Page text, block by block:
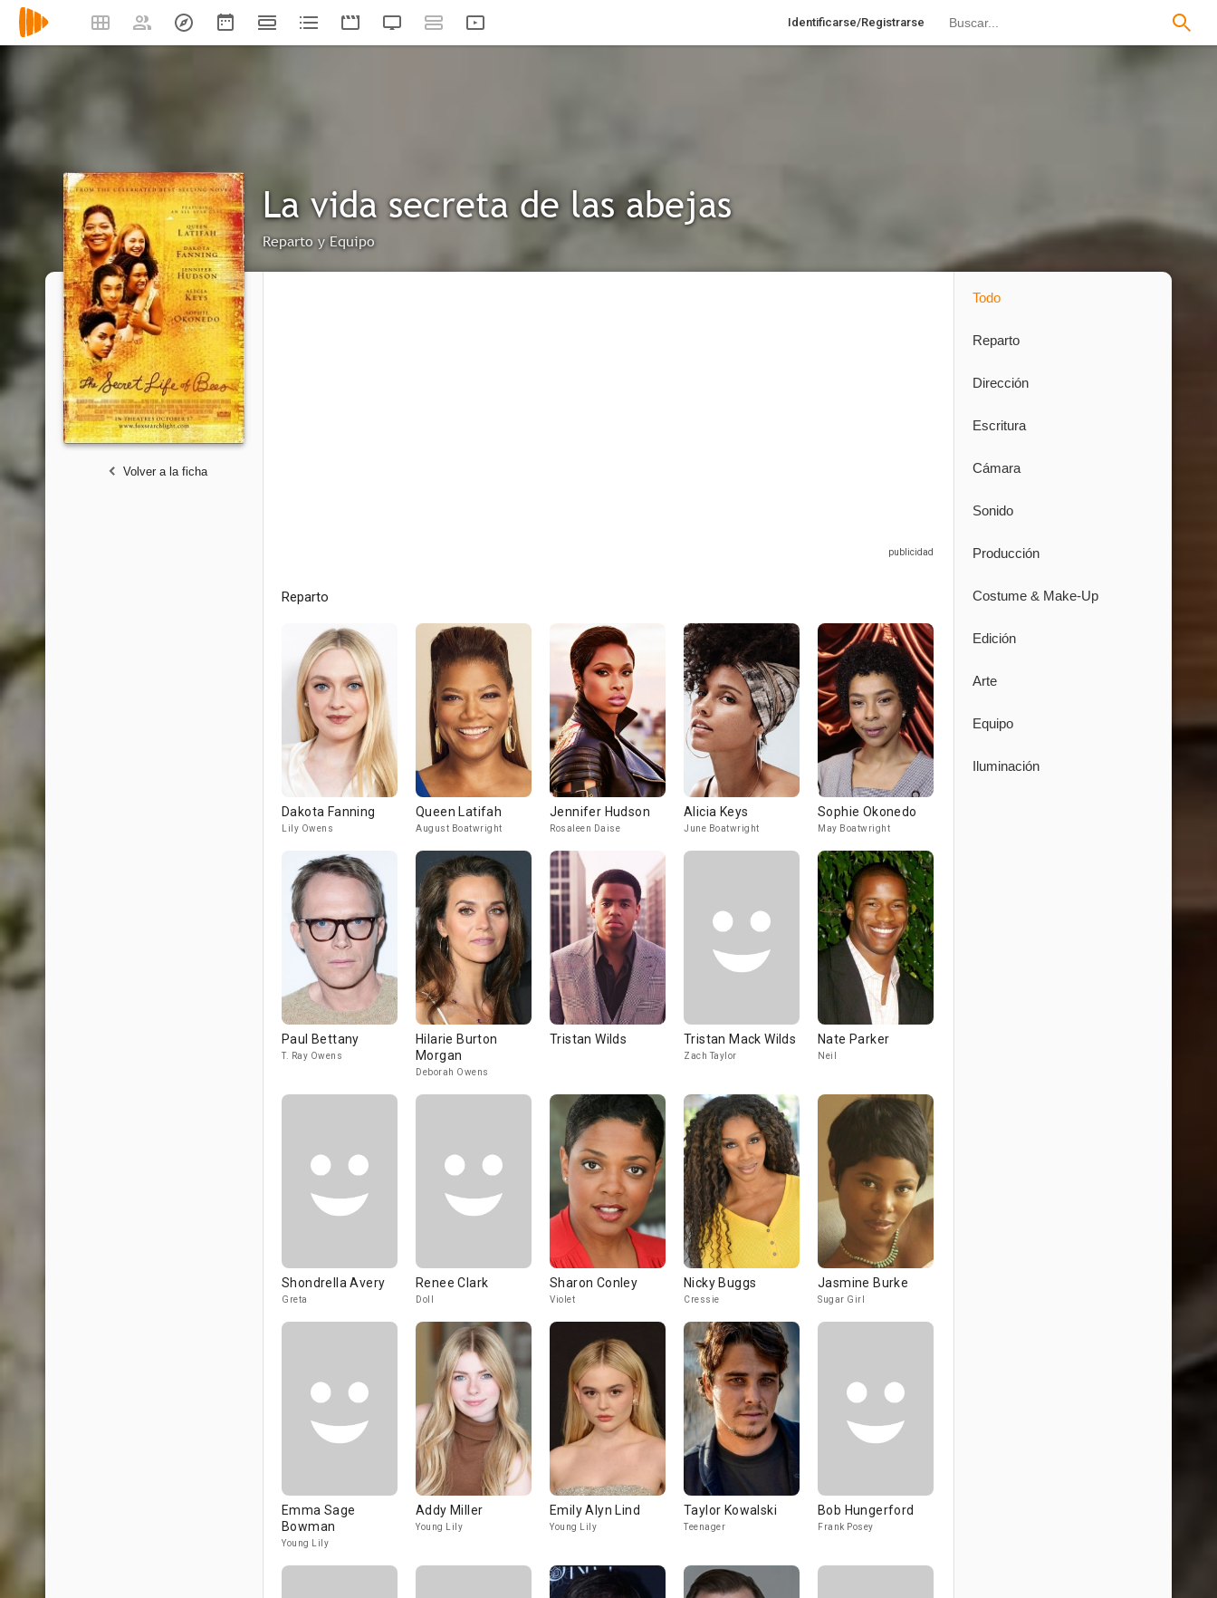
Identificarse/Registrarse
La vida secreta de las abejas
Reparto y Equipo
Volver a la ficha
Reparto
Dakota Fanning
Lily Owens
Queen Latifah
August Boatwright
Jennifer Hudson
Rosaleen Daise
Alicia Keys
June Boatwright
Sophie Okonedo
May Boatwright
Paul Bettany
T. Ray Owens
Hilarie Burton
Morgan
Deborah Owens
Tristan Wilds Tristan Mack Wilds
Zach Taylor
Nate Parker
Neil
Shondrella Avery
Greta
Renee Clark
Doll
Sharon Conley
Violet
Nicky Buggs
Cressie
Jasmine Burke
Sugar Girl
Emma Sage
Bowman
Young Lily
Addy Miller
Young Lily
Emily Alyn Lind
Young Lily
Taylor Kowalski
Teenager
Bob Hungerford
Frank Posey
Todo
Reparto
Dirección
Escritura
Cámara
Sonido
Producción
Costume & Make-Up
Edición
Arte
Equipo
Iluminación